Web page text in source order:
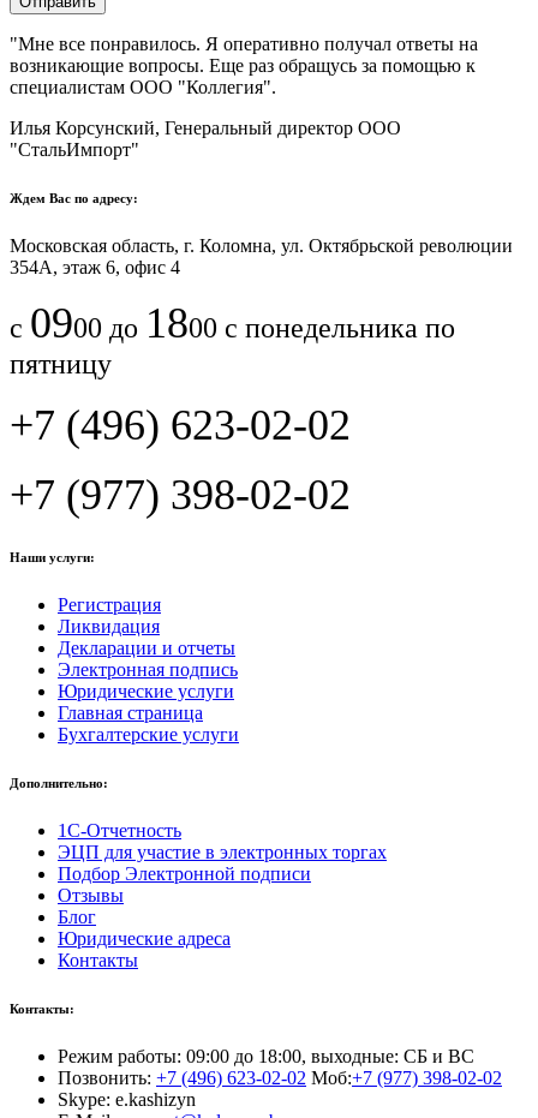
"Мне все понравилось.​ ​Я оперативно получал ответы на
возникающие вопросы. Еще раз обращусь за помощью к
специалистам ООО "Коллегия".​
Илья Корсунский, Генеральный директор ООО
"СтальИмпорт"
Ждем Вас по адресу:
Московская область, г. Коломна, ул. Октябрьской революции
354А, этаж 6, офис 4
с 0900 до 1800 с понедельника по
пятницу
+7 (496) 623-02-02
+7 (977) 398-02-02
Наши услуги:
Регистрация
Ликвидация
Декларации и отчеты
Электронная подпись
Юридические услуги
Главная страница
Бухгалтерские услуги
Дополнительно:
1С-Отчетность
ЭЦП для участие в электронных торгах
Подбор Электронной подписи
Отзывы
Блог
Юридические адреса
Контакты
Контакты:
Режим работы: 09:00 до 18:00, выходные: СБ и ВС
Позвонить: +7 (496) 623-02-02 Моб:+7 (977) 398-02-02
Skype: e.kashizyn